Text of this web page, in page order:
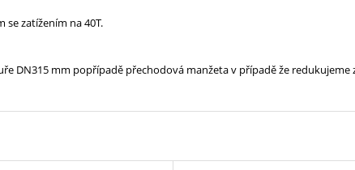
zatížením na 40T.
DN315 mm popřípadě přechodová manžeta v případě že redukujeme